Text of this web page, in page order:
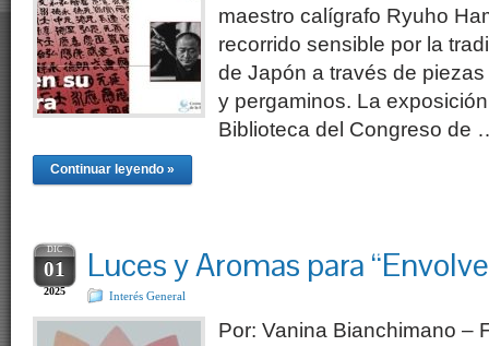
maestro calígrafo Ryuho
recorrido sensible por la
de Japón a través de
y pergaminos. La
Biblioteca del Congreso de
Continuar leyendo »
DIC
01
2025
Luces y Aromas para
Interés General
Por: Vanina Bianchimano –